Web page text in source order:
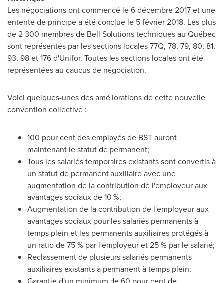
Les négociations ont commencé le 6 décembre2017 et une
entente de principe a été conclue le 5 février 2018. Les plus
de 2 300 membres de Bell Solutions techniques au Québec
sont représentés par les sections locales 77Q, 78, 79, 80, 81,
93, 98 et 176 d'Unifor. Toutes les sections locales ont été
représentées au caucus de négociation.
Voici quelques-unes des améliorations de cette nouvelle
convention collective :
100 pour cent des employés de BST auront
maintenant le statut de permanent;
Tous les salariés temporaires existants sont convertis à
un statut de permanent auxiliaire avec une
augmentation de la contribution de l'employeur aux
avantages sociaux de 10 %;
Augmentation de la contribution de l'employeur aux
avantages sociaux pour les salariés permanents à
temps plein et les permanents auxiliaires protégés à
un ratio de 75 % par l'employeur et 25 % par le salarié;
Reclassement de plusieurs salariés permanents
auxiliaires existants à permanent à temps plein;